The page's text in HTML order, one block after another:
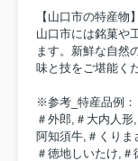
【山口市の特産物】
山口市には銘菓や
ます。新鮮な自然
味と技をご堪能く
※参考_特産品例：
＃外郎,＃大内人
阿知須牛,＃くりま
＃徳地しいたけ,